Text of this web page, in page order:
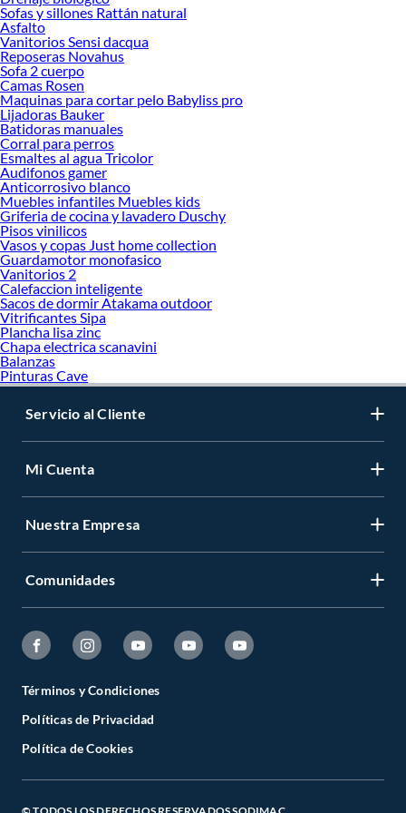
decoración. ¡Visítanos y haz tus ideas realidad!
Sofas y sillones Rattán natural
Asfalto
Vanitorios Sensi dacqua
Reposeras Novahus
Sofa 2 cuerpo
Camas Rosen
Maquinas para cortar pelo Babyliss pro
Lijadoras Bauker
Batidoras manuales
Corral para perros
Esmaltes al agua Tricolor
Audifonos gamer
Anticorrosivo blanco
Muebles infantiles Muebles kids
Griferia de cocina y lavadero Duschy
Pisos vinilicos
Vasos y copas Just home collection
Guardamotor monofasico
Vanitorios 2
Calefaccion inteligente
Sacos de dormir Atakama outdoor
Vitrificantes Sipa
Plancha lisa zinc
Chapa electrica scanavini
Balanzas
Pinturas Cave
Servicio al Cliente
Mi Cuenta
Nuestra Empresa
Comunidades
Términos y Condiciones
Políticas de Privacidad
Política de Cookies